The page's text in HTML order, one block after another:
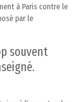
à Paris contre le
par le
souvent